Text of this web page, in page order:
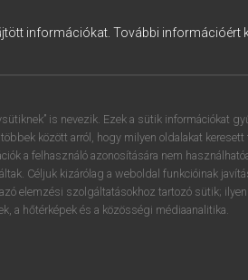
nagyszótár
információkat. További információért
is nevezik. Ezek a sütik információkat
között arról, hogy milyen oldalakat keresett
a felhasználó azonosítására nem
Céljuk kizárólag a weboldal funkcióinak
elemzési szolgáltatásokhoz tartozó sütik;
a hőtérképek és a közösségi médiaanalitika.
5 6 7 8 9
r t z u i
g h j k l é
c v b n m , .